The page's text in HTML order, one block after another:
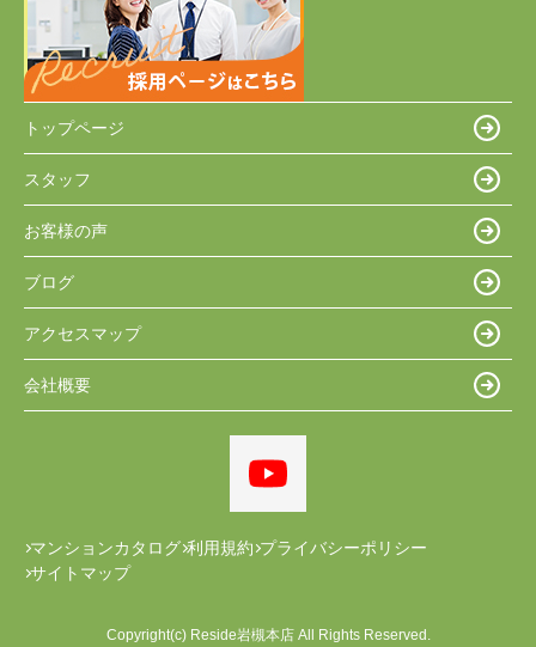
トップページ
スタッフ
お客様の声
ブログ
アクセスマップ
会社概要
マンションカタログ 利用規約 プライバシーポリシー
サイトマップ
Copyright(c) Reside岩槻本店 All Rights Reserved.